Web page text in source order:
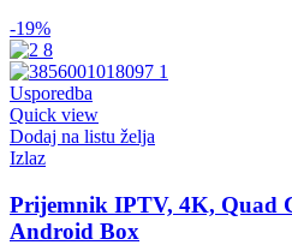
-19%
Usporedba
Quick view
Dodaj na listu želja
Izlaz
Prijemnik IPTV, 4K, Quad
Android Box